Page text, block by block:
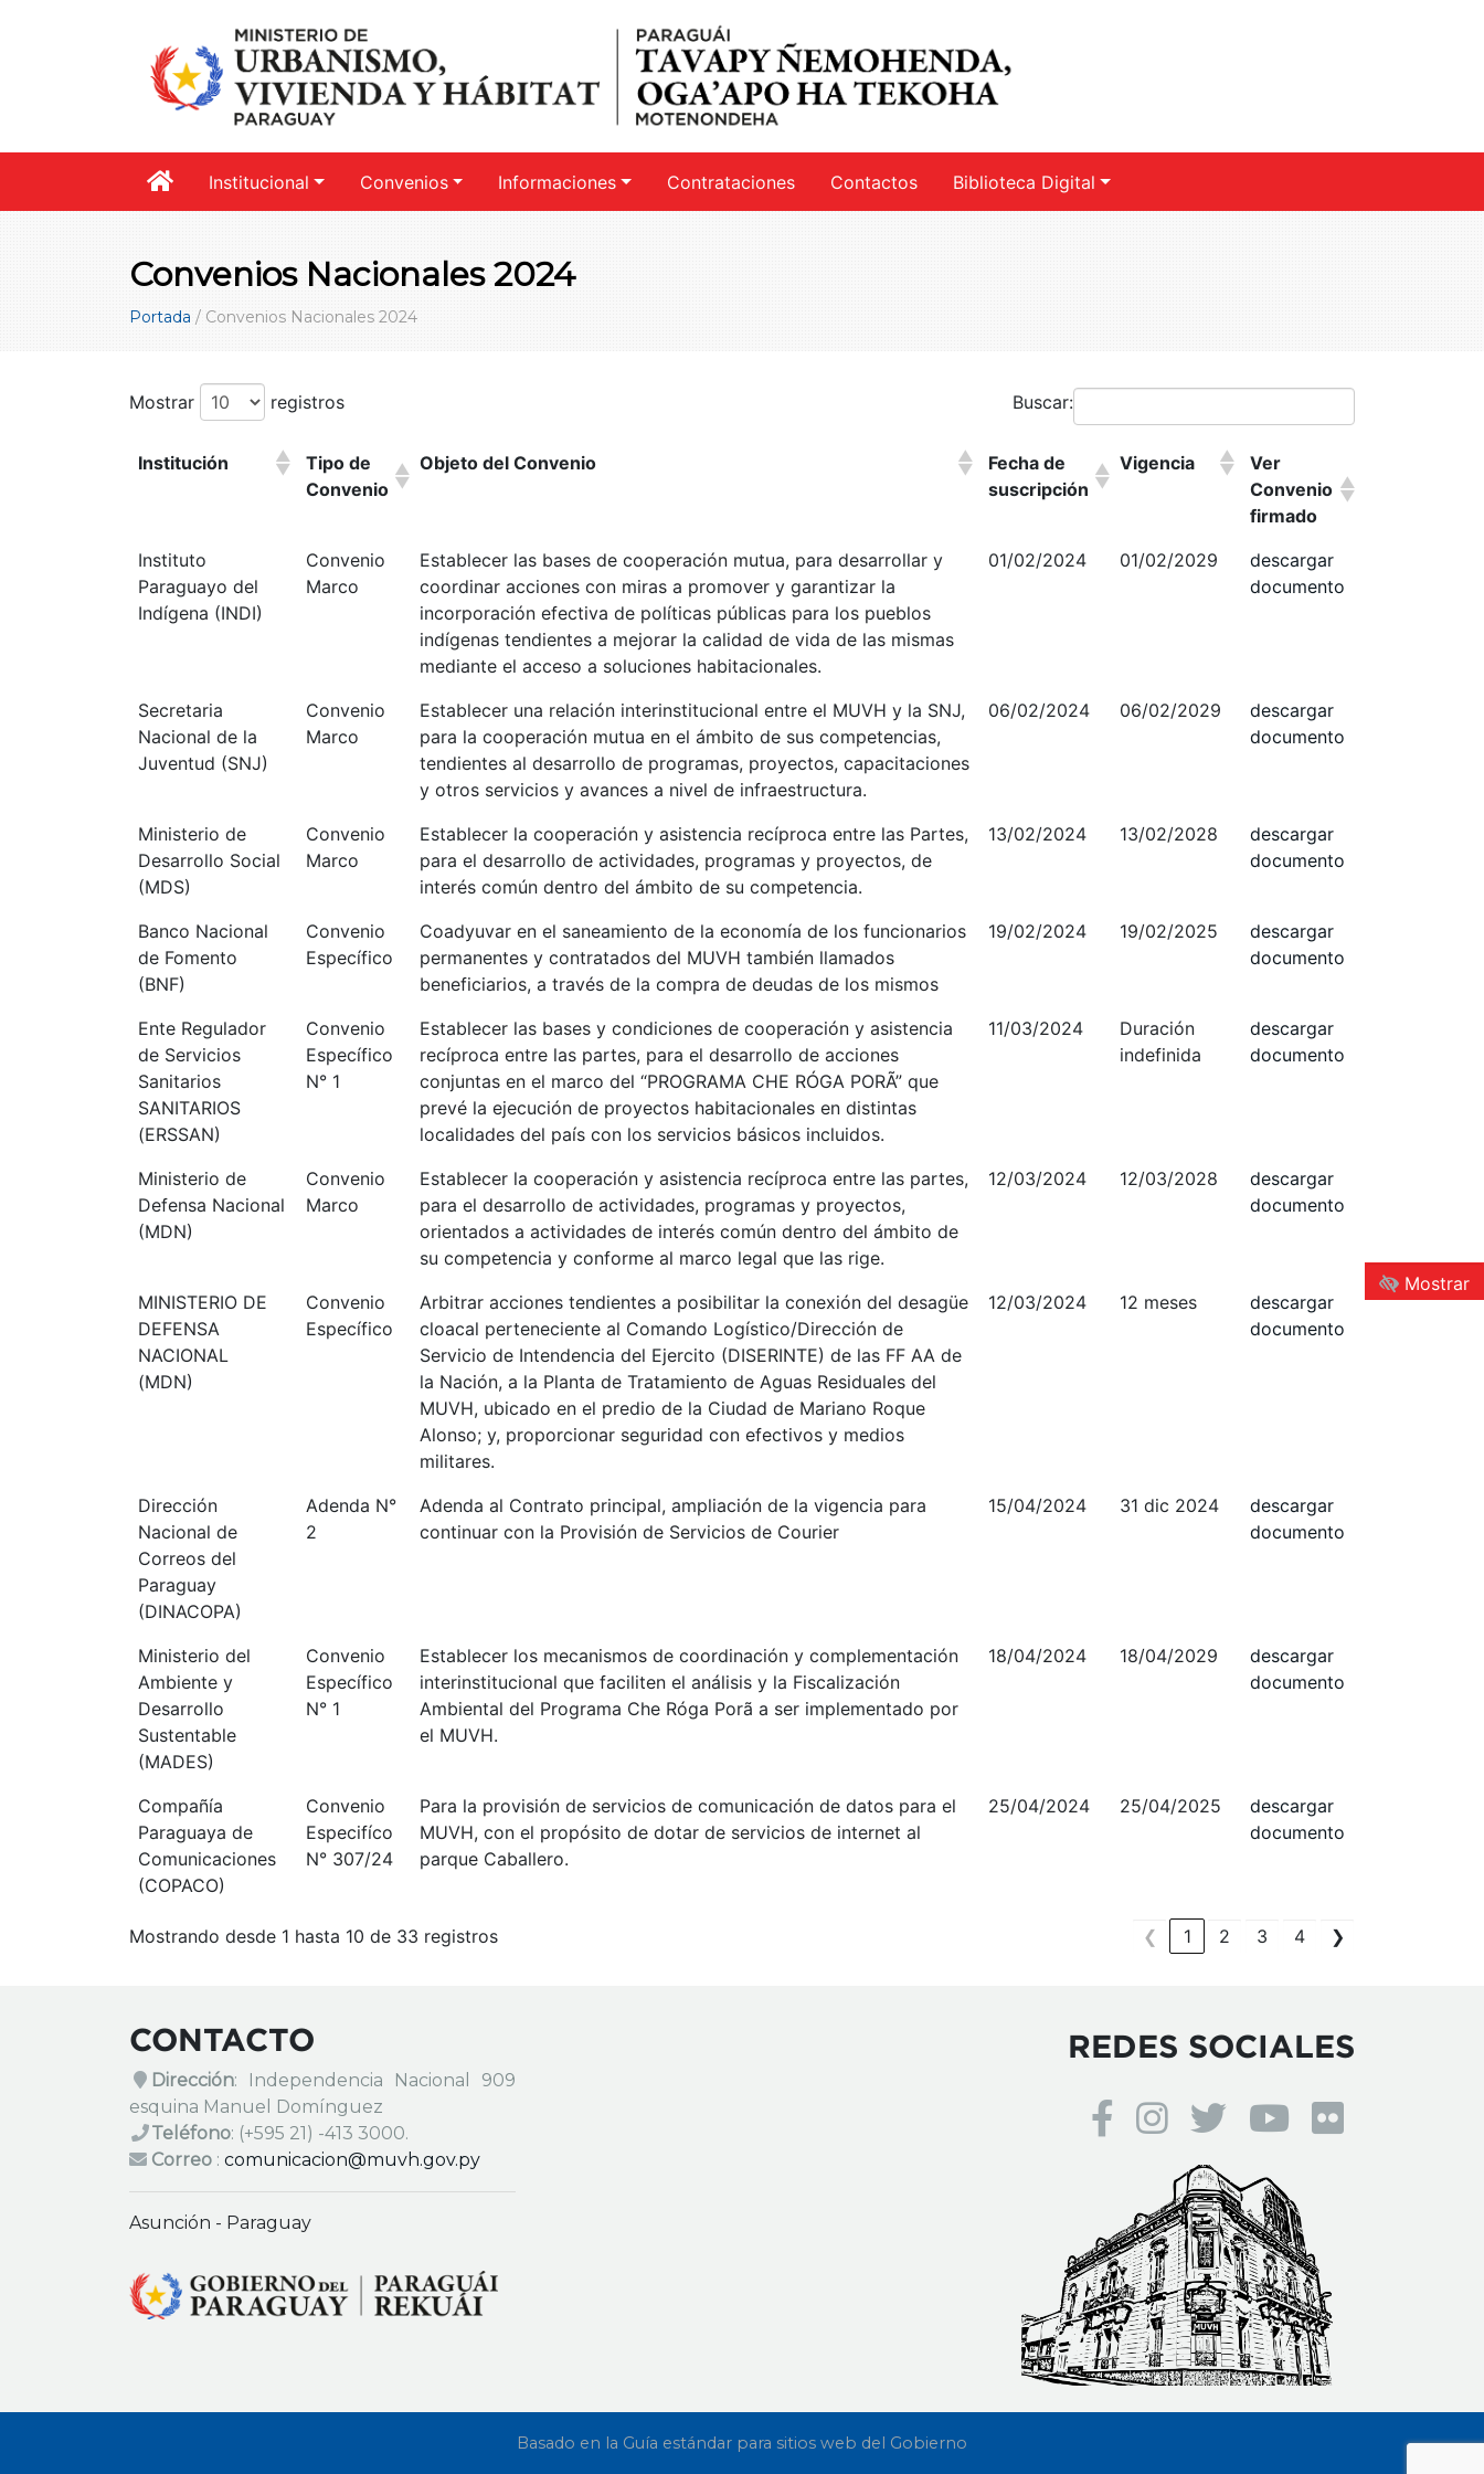
Institucional Convenios Informaciones Contrataciones Contactos Biblioteca Digital
Mostrar
Convenios Nacionales 2024
Portada / Convenios Nacionales 2024
Mostrar registros Buscar:
Institución
Tipo de
Convenio
Objeto del Convenio
Fecha de
suscripción
Vigencia
Ver
Convenio
firmado
Instituto
Paraguayo del
Indígena (INDI)
Convenio
Marco
Establecer las bases de cooperación mutua, para desarrollar y
coordinar acciones con miras a promover y garantizar la
incorporación efectiva de políticas públicas para los pueblos
indígenas tendientes a mejorar la calidad de vida de las mismas
mediante el acceso a soluciones habitacionales.
01/02/2024 01/02/2029
descargar
documento
Secretaria
Nacional de la
Juventud (SNJ)
Convenio
Marco
Establecer una relación interinstitucional entre el MUVH y la SNJ,
para la cooperación mutua en el ámbito de sus competencias,
tendientes al desarrollo de programas, proyectos, capacitaciones
y otros servicios y avances a nivel de infraestructura.
06/02/2024 06/02/2029
descargar
documento
Ministerio de
Desarrollo Social
(MDS)
Convenio
Marco
Establecer la cooperación y asistencia recíproca entre las Partes,
para el desarrollo de actividades, programas y proyectos, de
interés común dentro del ámbito de su competencia.
13/02/2024 13/02/2028
descargar
documento
Banco Nacional
de Fomento
(BNF)
Convenio
Específico
Coadyuvar en el saneamiento de la economía de los funcionarios
permanentes y contratados del MUVH también llamados
beneficiarios, a través de la compra de deudas de los mismos
19/02/2024 19/02/2025
descargar
documento
Ente Regulador
de Servicios
Sanitarios
SANITARIOS
(ERSSAN)
Convenio
Específico
N° 1
Establecer las bases y condiciones de cooperación y asistencia
recíproca entre las partes, para el desarrollo de acciones
conjuntas en el marco del “PROGRAMA CHE RÓGA PORÃ” que
prevé la ejecución de proyectos habitacionales en distintas
localidades del país con los servicios básicos incluidos.
11/03/2024
Duración
indefinida
descargar
documento
Ministerio de
Defensa Nacional
(MDN)
Convenio
Marco
Establecer la cooperación y asistencia recíproca entre las partes,
para el desarrollo de actividades, programas y proyectos,
orientados a actividades de interés común dentro del ámbito de
su competencia y conforme al marco legal que las rige.
12/03/2024 12/03/2028
descargar
documento
MINISTERIO DE
DEFENSA
NACIONAL
(MDN)
Convenio
Específico
Arbitrar acciones tendientes a posibilitar la conexión del desagüe
cloacal perteneciente al Comando Logístico/Dirección de
Servicio de Intendencia del Ejercito (DISERINTE) de las FF AA de
la Nación, a la Planta de Tratamiento de Aguas Residuales del
MUVH, ubicado en el predio de la Ciudad de Mariano Roque
Alonso; y, proporcionar seguridad con efectivos y medios
militares.
12/03/2024 12 meses
descargar
documento
Dirección
Nacional de
Correos del
Paraguay
(DINACOPA)
Adenda N°
2
Adenda al Contrato principal, ampliación de la vigencia para
continuar con la Provisión de Servicios de Courier
15/04/2024 31 dic 2024
descargar
documento
Ministerio del
Ambiente y
Desarrollo
Sustentable
(MADES)
Convenio
Específico
N° 1
Establecer los mecanismos de coordinación y complementación
interinstitucional que faciliten el análisis y la Fiscalización
Ambiental del Programa Che Róga Porã a ser implementado por
el MUVH.
18/04/2024 18/04/2029
descargar
documento
Compañía
Paraguaya de
Comunicaciones
(COPACO)
Convenio
Especifíco
N° 307/24
Para la provisión de servicios de comunicación de datos para el
MUVH, con el propósito de dotar de servicios de internet al
parque Caballero.
25/04/2024 25/04/2025
descargar
documento
Mostrando desde 1 hasta 10 de 33 registros ❮ 1 2 3 4 ❯
CONTACTO
Dirección: Independencia Nacional 909
esquina Manuel Domínguez
Teléfono: (+595 21) -413 3000.
Correo : comunicacion@muvh.gov.py
Asunción - Paraguay
REDES SOCIALES
Basado en la Guía estándar para sitios web del Gobierno